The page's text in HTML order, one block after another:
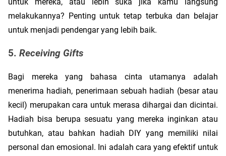
untuk mereka, atau lebih suka jika kamu langsung
melakukannya? Penting untuk tetap terbuka dan belajar
untuk menjadi pendengar yang lebih baik.
5. Receiving Gifts
Bagi mereka yang bahasa cinta utamanya adalah
menerima hadiah, penerimaan sebuah hadiah (besar atau
kecil) merupakan cara untuk merasa dihargai dan dicintai.
Hadiah bisa berupa sesuatu yang mereka inginkan atau
butuhkan, atau bahkan hadiah DIY yang memiliki nilai
personal dan emosional. Ini adalah cara yang efektif untuk